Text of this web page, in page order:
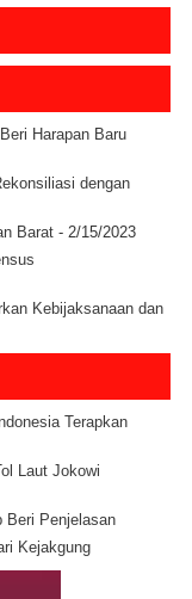
Harapan Baru
dengan
Barat - 2/15/2023
Kebijaksanaan dan
Terapkan
Laut Jokowi
Beri Penjelasan
Kejakgung